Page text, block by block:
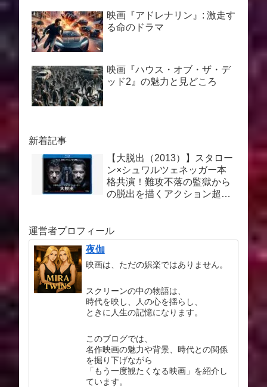
映画『アドレナリン』: 激走す
る命のドラマ
映画『ハウス・オブ・ザ・デ
ッド2』の魅力と見どころ
新着記事
【大脱出（2013）】スタロー
ン×シュワルツェネッガー本
格共演！難攻不落の監獄から
の脱出を描くアクション超大
運営者プロフィール
夜伽
映画は、ただの娯楽ではありません。
スクリーンの中の物語は、
時代を映し、人の心を揺らし、
ときに人生の記憶になります。
このブログでは、
名作映画の魅力や背景、時代との関係
を掘り下げながら
「もう一度観たくなる映画」を紹介し
ています。